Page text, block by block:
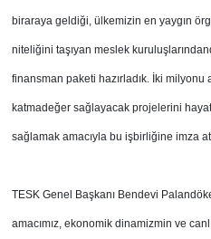
biraraya geldiği, ülkemizin en yaygın
niteliğini taşıyan meslek
finansman paketi hazırladık. İki
katmadeğer sağlayacak projelerini
sağlamak amacıyla bu işbirliğine imza
TESK Genel Başkanı Bendevi
amacımız, ekonomik dinamizmin ve